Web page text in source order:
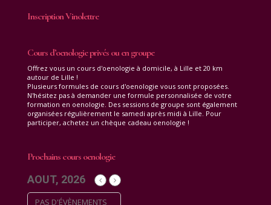
Inscription Vinolettre
Cours d’oenologie privés ou en groupe
Offrez vous un cours d'oenologie à domicile, à Lille et 20 km
autour de Lille !
Plusieurs formules de cours d'oenologie vous sont proposées.
N'hésitez pas à demander une formule personnalisée de votre
formation en oenologie. Des sessions de groupe sont également
organisées régulièrement le samedi après midi à Lille. Pour
participer, achetez un chèque cadeau oenologie !
Prochains cours oenologie
AOUT, 2026
PAS D'ÉVÈNEMENTS